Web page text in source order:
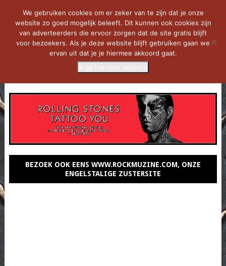
BEZOEK OOK EENS WWW.ROCKMUZINE.COM, ONZE
ENGELSTALIGE ZUSTERSITE
We gebruiken cookies om er zeker van te zijn dat je onze
website zo goed mogelijk beleeft. Dit kunnen ook cookies zijn
van adverteerders die ervoor zorgen dat de site gratis blijft
voor bezoekers. Als je deze website blijft gebruiken gaan we
ervan uit dat je je hiermee akkoord gaat.
Ik ga hiermee akkoord